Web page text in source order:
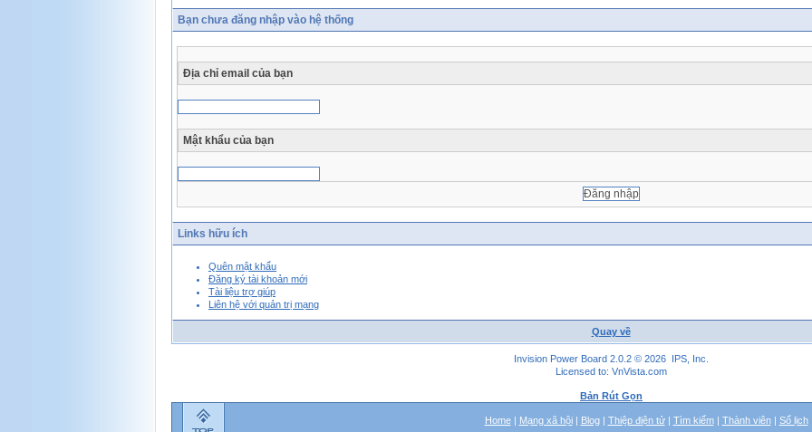
Bạn chưa đăng nhập vào hệ thống
Địa chỉ email của bạn
Mật khẩu của bạn
Links hữu ích
Quên mật khẩu
Đăng ký tài khoản mới
Tài liệu trợ giúp
Liên hệ với quản trị mạng
Quay về
Invision Power Board 2.0.2 © 2026 IPS, Inc.
Licensed to: VnVista.com
Bản Rút Gọn
Home| Mạng xã hội| Blog| Thiệp điện tử| Tìm kiếm| Thành viên| Sổ lịch